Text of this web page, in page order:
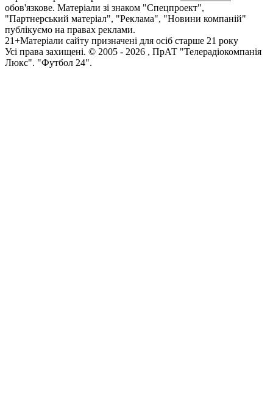
обов'язкове. Матеріали зі знаком "Спецпроект",
"Партнерський матеріал", "Реклама", "Новини компаній"
публікуємо на правах реклами.
21+Матеріали сайту призначені для осіб старше 21 року
Усi права захищенi. © 2005 - 2026 , ПрАТ "Телерадіокомпанія
Люкс". "Футбол 24".